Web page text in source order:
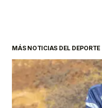
MÁS NOTICIAS DEL